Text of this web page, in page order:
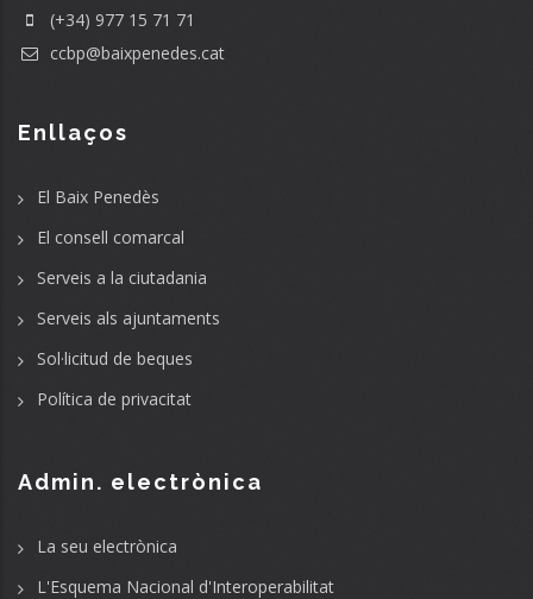
(+34) 977 15 71 71
ccbp@baixpenedes.cat
Enllaços
El Baix Penedès
El consell comarcal
Serveis a la ciutadania
Serveis als ajuntaments
Sol·licitud de beques
Política de privacitat
Admin. electrònica
La seu electrònica
L'Esquema Nacional d'Interoperabilitat